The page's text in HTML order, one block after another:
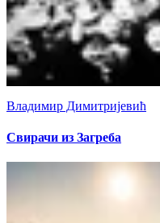
Владимир Димитријевић
Свирачи из Загреба